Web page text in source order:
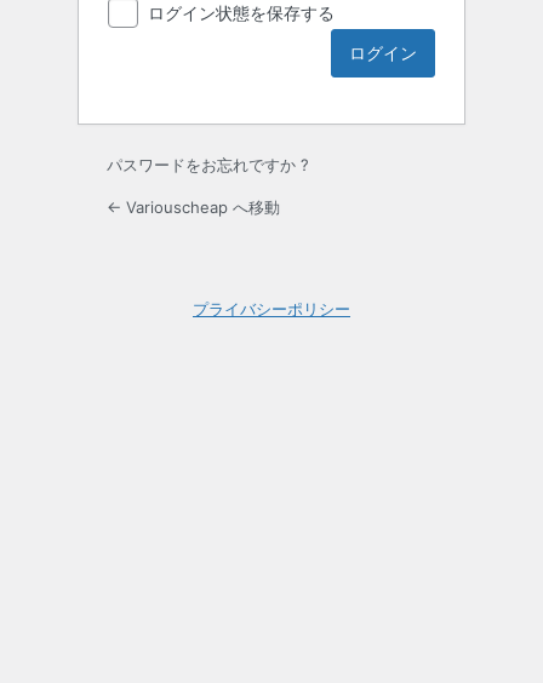
ログイン状態を保存する
パスワードをお忘れですか ?
← Variouscheap へ移動
プライバシーポリシー